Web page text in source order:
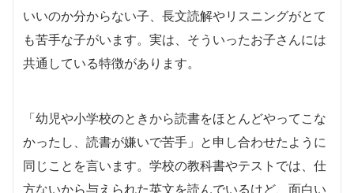
いいのか分からない子、長文読解やリスニングがとて
も苦手な子がいます。実は、そういったお子さんには
共通している特徴があります。
「幼児や小学校のときから読書をほとんどやってこな
かったし、読書が嫌いで苦手」と申し合わせたように
同じことを言います。学校の教科書やテストでは、仕
方ないから与えられた英文を読んでいるけど、面白い